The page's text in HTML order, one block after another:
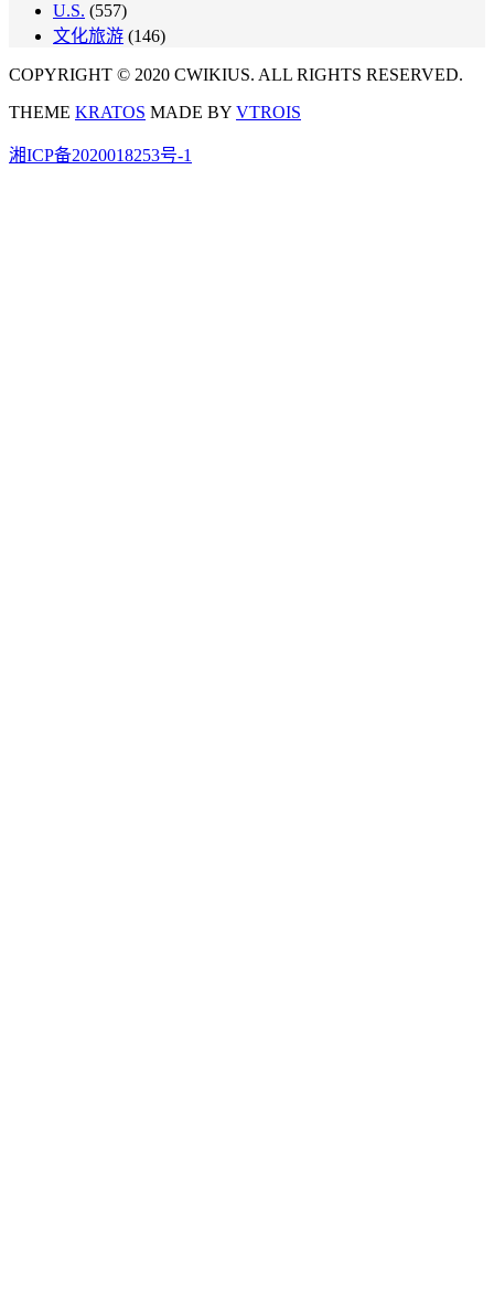
U.S. (557)
文化旅游 (146)
COPYRIGHT © 2020 CWIKIUS. ALL RIGHTS RESERVED.
THEME KRATOS MADE BY VTROIS
湘ICP备2020018253号-1